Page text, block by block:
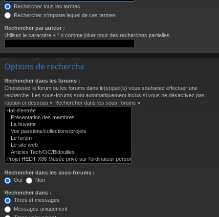
Rechercher tous les termes
Rechercher n’importe lequel de ces termes
Rechercher par auteur :
Utilisez le caractère « * » comme joker pour des recherches partielles.
Options de recherche
Rechercher dans les forums :
Choisissez le forum ou les forums dans le(s)quel(s) vous souhaitez effectuer une
recherche. Les sous-forums sont automatiquement inclus si vous ne désactivez pas
l’option ci-dessous « Rechercher dans les sous-forums ».
Rechercher dans les sous-forums :
Oui
Non
Rechercher dans :
Titres et messages
Messages uniquement